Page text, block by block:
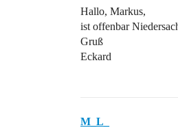
Hallo, Markus,
ist offenbar
Gruß
Eckard
M_L_